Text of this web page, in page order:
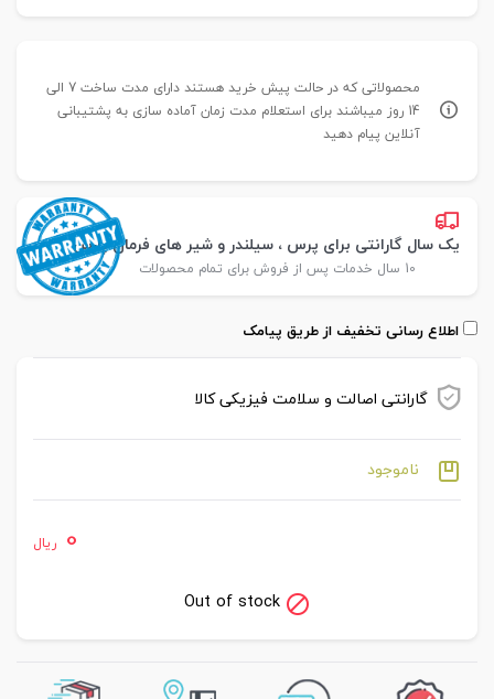
محصولاتی که در حالت پیش خرید هستند دارای مدت ساخت 7 الی
14 روز میباشند برای استعلام مدت زمان آماده سازی به پشتیبانی
آنلاین پیام دهید
یک سال گارانتی برای پرس ، سیلندر و شیر های فرمان پارس
10 سال خدمات پس از فروش برای تمام محصولات
اطلاع رسانی تخفیف از طریق پیامک
گارانتی اصالت و سلامت فیزیکی کالا
ناموجود
0 ریال
Out of stock